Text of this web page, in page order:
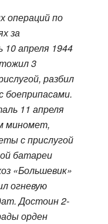
операций по
за
10 апреля 1944
3
разбил
боеприпасами.
11 апреля
миномет,
с прислугой
батареи
«Большевик»
огневую
Достоин 2-
орден